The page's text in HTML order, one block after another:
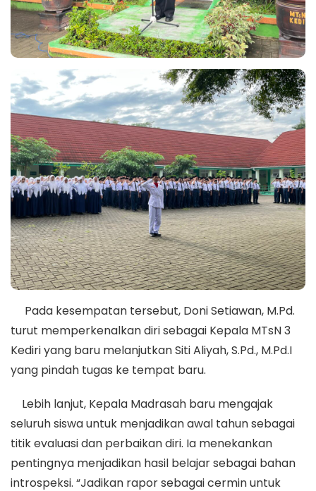
Pada kesempatan tersebut, Doni Setiawan, M.Pd.
turut memperkenalkan diri sebagai Kepala MTsN 3
Kediri yang baru melanjutkan Siti Aliyah, S.Pd., M.Pd.I
yang pindah tugas ke tempat baru.
Lebih lanjut, Kepala Madrasah baru mengajak
seluruh siswa untuk menjadikan awal tahun sebagai
titik evaluasi dan perbaikan diri. Ia menekankan
pentingnya menjadikan hasil belajar sebagai bahan
introspeksi. “Jadikan rapor sebagai cermin untuk